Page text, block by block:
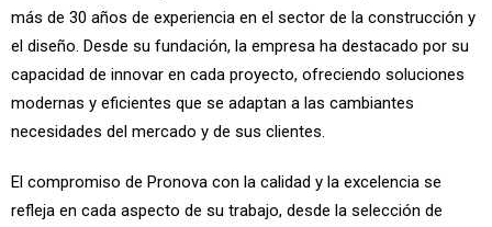
más de 30 años de experiencia en el sector de la construcción y
el diseño. Desde su fundación, la empresa ha destacado por su
capacidad de innovar en cada proyecto, ofreciendo soluciones
modernas y eficientes que se adaptan a las cambiantes
necesidades del mercado y de sus clientes.
El compromiso de Pronova con la calidad y la excelencia se
refleja en cada aspecto de su trabajo, desde la selección de